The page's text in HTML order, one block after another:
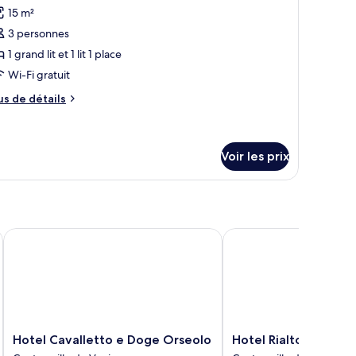
:
15 m²
3 personnes
1 grand lit et 1 lit 1 place
Wi-Fi gratuit
de détails
Voir les prix
Hotel
Cavalletto
Hotel Cavalletto e Doge Orseolo
Hotel Cavalletto e Doge Orseolo
Hotel
Rialto
Hotel Rialto
Hotel Rialto